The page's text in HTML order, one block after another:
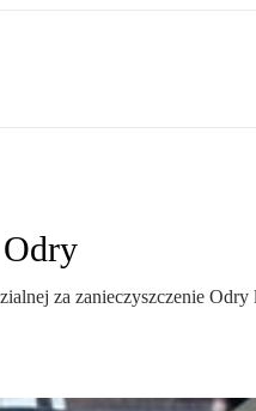
za zanieczyszczenie